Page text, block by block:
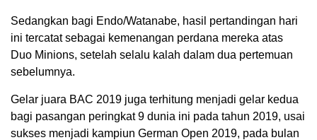
Sedangkan bagi Endo/Watanabe, hasil pertandingan hari
ini tercatat sebagai kemenangan perdana mereka atas
Duo Minions, setelah selalu kalah dalam dua pertemuan
sebelumnya.
Gelar juara BAC 2019 juga terhitung menjadi gelar kedua
bagi pasangan peringkat 9 dunia ini pada tahun 2019, usai
sukses menjadi kampiun German Open 2019, pada bulan